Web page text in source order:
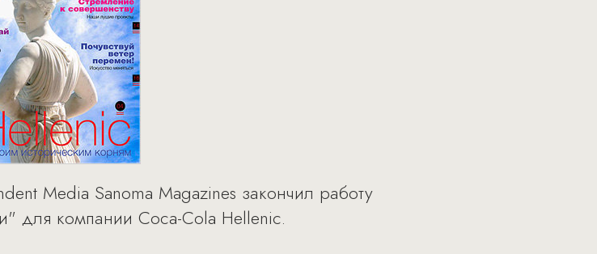
Media Sanoma Magazines закончил работу
для компании Coca-Cola Hellenic.